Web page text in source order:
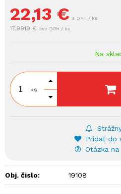
22,13 € s DPH / ks
17,9919 € bez DPH / ks
Na
ks
Pridať do
Otázka
Obj. čislo: 19108